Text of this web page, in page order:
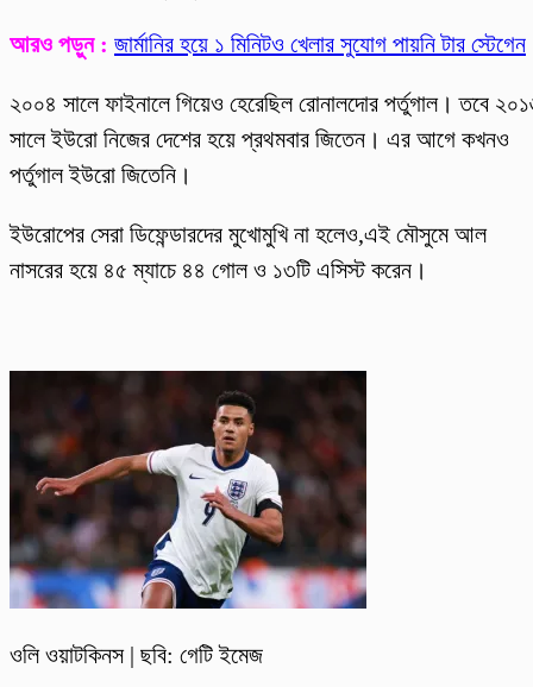
আরও পড়ুন : জার্মানির হয়ে ১ মিনিটও খেলার সুযোগ পায়নি টার স্টেগেন
২০০৪ সালে ফাইনালে গিয়েও হেরেছিল রোনালদোর পর্তুগাল। তবে
সালে ইউরো নিজের দেশের হয়ে প্রথমবার জিতেন। এর আগে কখনও
পর্তুগাল ইউরো জিতেনি।
ইউরোপের সেরা ডিফেন্ডারদের মুখোমুখি না হলেও,এই মৌসুমে আল
নাসরের হয়ে ৪৫ ম্যাচে ৪৪ গোল ও ১৩টি এসিস্ট করেন।
ওলি ওয়াটকিনস | ছবি: গেটি ইমেজ